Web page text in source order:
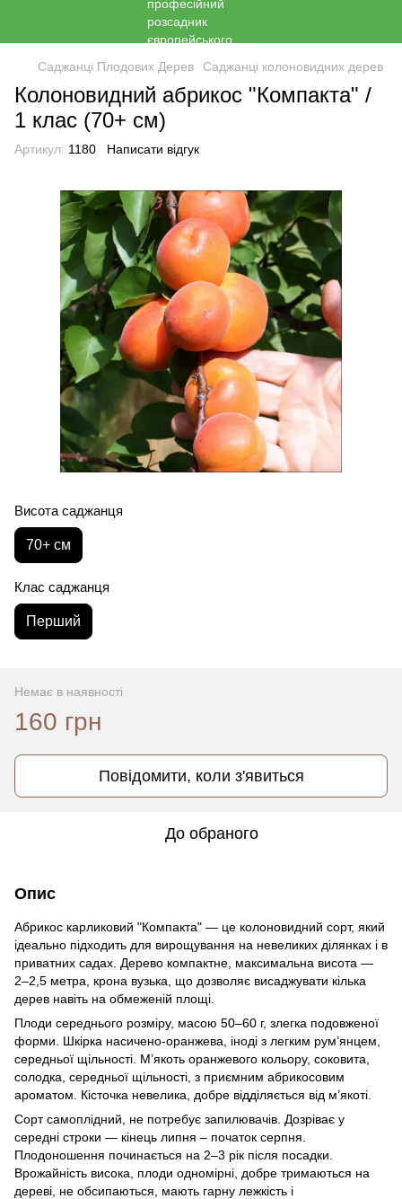
Саджанці Плодових Дерев Саджанці колоновидних дерев
Колоновидний абрикос "Компакта" /
1 клас (70+ см)
Артикул: 1180 Написати відгук
Висота саджанця
70+ см
Клас саджанця
Перший
Немає в наявності
160 грн
Повідомити, коли з'явиться
До обраного
Опис
Абрикос карликовий "Компакта" — це колоновидний сорт, який
ідеально підходить для вирощування на невеликих ділянках і в
приватних садах. Дерево компактне, максимальна висота —
2–2,5 метра, крона вузька, що дозволяє висаджувати кілька
дерев навіть на обмеженій площі.
Плоди середнього розміру, масою 50–60 г, злегка подовженої
форми. Шкірка насичено-оранжева, іноді з легким рум’янцем,
середньої щільності. М’якоть оранжевого кольору, соковита,
солодка, середньої щільності, з приємним абрикосовим
ароматом. Кісточка невелика, добре відділяється від м’якоті.
Сорт самоплідний, не потребує запилювачів. Дозріває у
середні строки — кінець липня – початок серпня.
Плодоношення починається на 2–3 рік після посадки.
Врожайність висока, плоди одномірні, добре тримаються на
дереві, не обсипаються, мають гарну лежкість і